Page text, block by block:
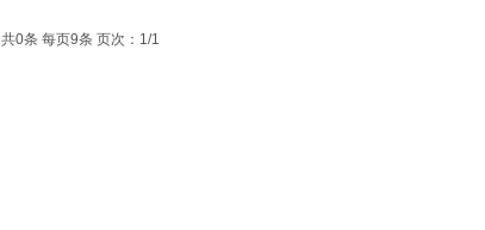
共0条 每页9条 页次：1/1